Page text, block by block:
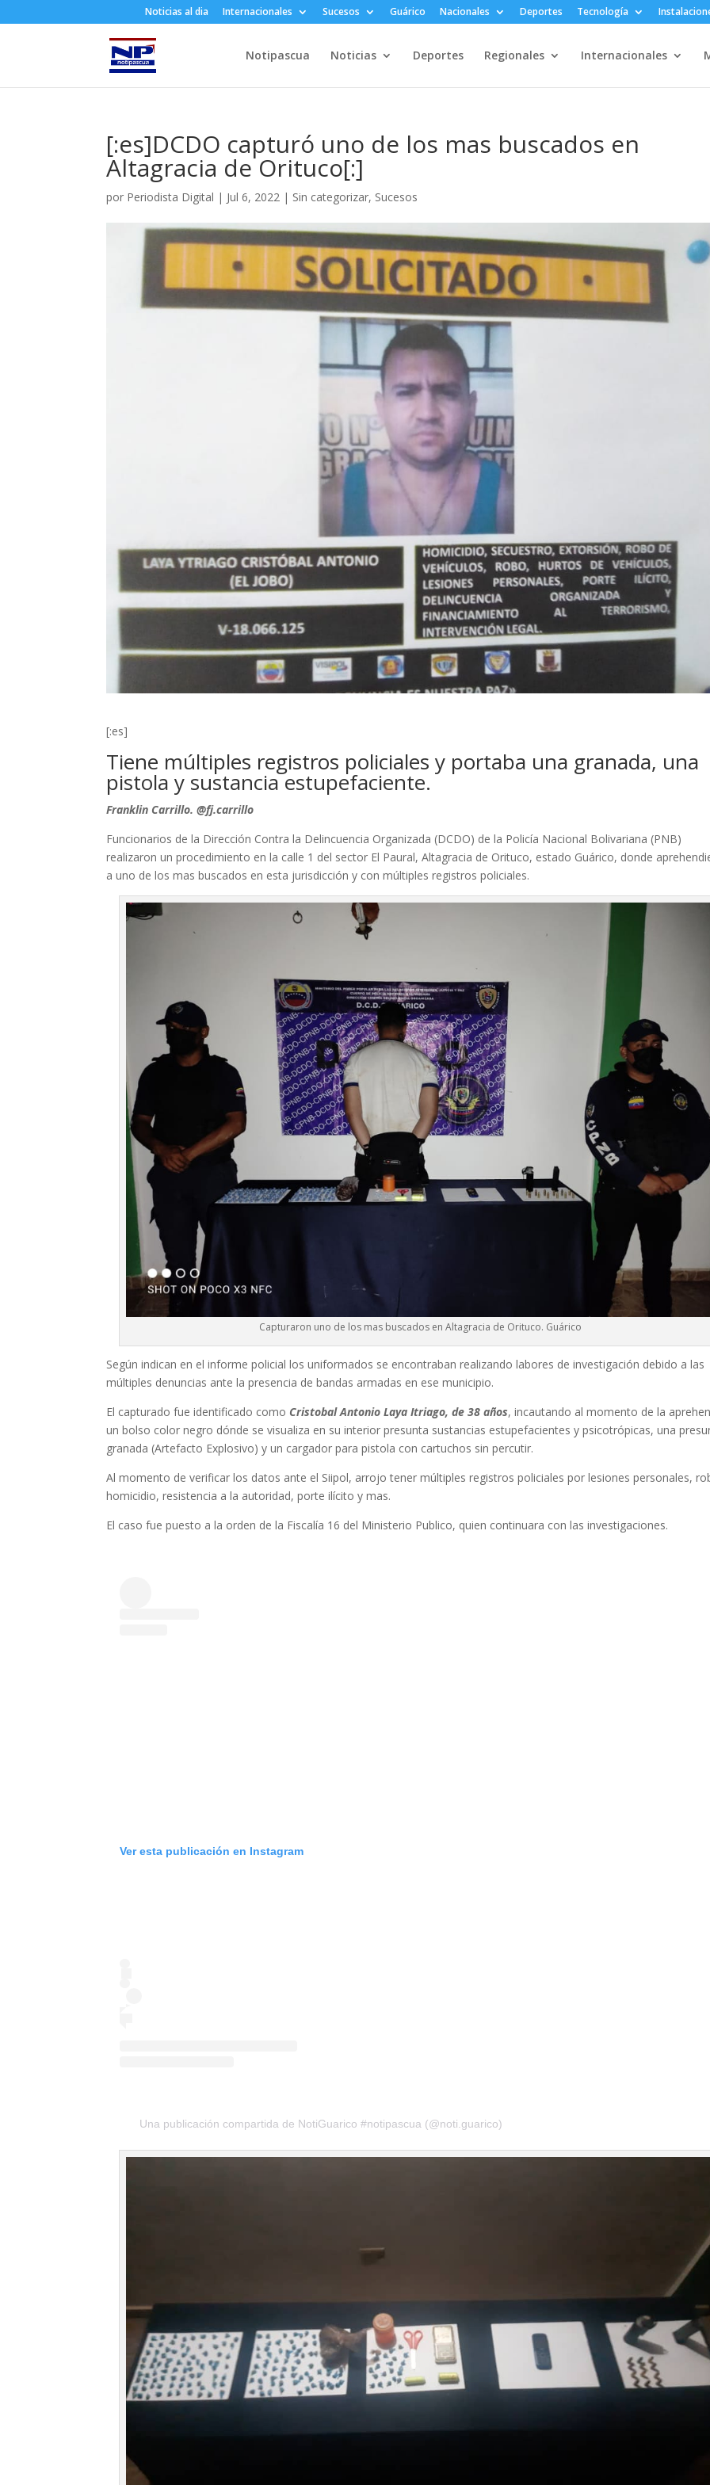
Noticias al dia Internacionales Sucesos Guárico Nacionales Deportes Tecnología
Notipascua Noticias Deportes Regionales Internacionales
[:es]DCDO capturó uno de los mas buscados en
Altagracia de Orituco[:]
por Periodista Digital | Jul 6, 2022 | Sin categorizar, Sucesos
[:es]
Tiene múltiples registros policiales y portaba una granada, una
pistola y sustancia estupefaciente.
Franklin Carrillo. @fj.carrillo
Funcionarios de la Dirección Contra la Delincuencia Organizada (DCDO) de la Policía Nacional Bolivariana (PNB)
realizaron un procedimiento en la calle 1 del sector El Paural, Altagracia de Orituco, estado Guárico, donde
a uno de los mas buscados en esta jurisdicción y con múltiples registros policiales.
Capturaron uno de los mas buscados en Altagracia de Orituco. Guárico
Según indican en el informe policial los uniformados se encontraban realizando labores de investigación debido a las
múltiples denuncias ante la presencia de bandas armadas en ese municipio.
El capturado fue identificado como Cristobal Antonio Laya Itriago, de 38 años, incautando al momento de la
un bolso color negro dónde se visualiza en su interior presunta sustancias estupefacientes y psicotrópicas, una
granada (Artefacto Explosivo) y un cargador para pistola con cartuchos sin percutir.
Al momento de verificar los datos ante el Siipol, arrojo tener múltiples registros policiales por lesiones personales,
homicidio, resistencia a la autoridad, porte ilícito y mas.
El caso fue puesto a la orden de la Fiscalía 16 del Ministerio Publico, quien continuara con las investigaciones.
Ver esta publicación en Instagram
Una publicación compartida de NotiGuarico #notipascua (@noti.guarico)